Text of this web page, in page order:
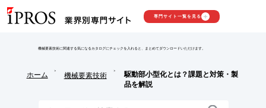
専門サイト一覧を見る
機械要素技術に関連する気になるカタログにチェックを入れると、まとめてダウンロードいただけます。
ホーム
>
機械要素技術
>
駆動部小型化とは？課題と対策・製
品を解説